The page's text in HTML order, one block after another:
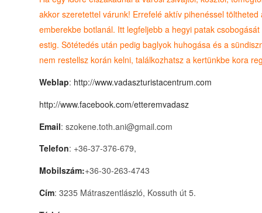
akkor szeretettel várunk! Errefelé aktív pihenéssel
emberekbe botlanál. Itt legfeljebb a hegyi patak
estig. Sötétedés után pedig baglyok huhogása és a
nem restellsz korán kelni, találkozhatsz a kertünkbe kora
Weblap: http://www.vadaszturistacentrum.com
http://www.facebook.com/etteremvadasz
Email: szokene.toth.ani@gmail.com
Telefon: +36-37-376-679,
Mobilszám:+36-30-263-4743
Cím: 3235 Mátraszentlászló, Kossuth út 5.